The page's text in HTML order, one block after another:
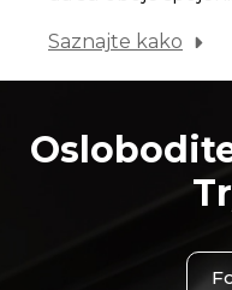
Saznajte kako